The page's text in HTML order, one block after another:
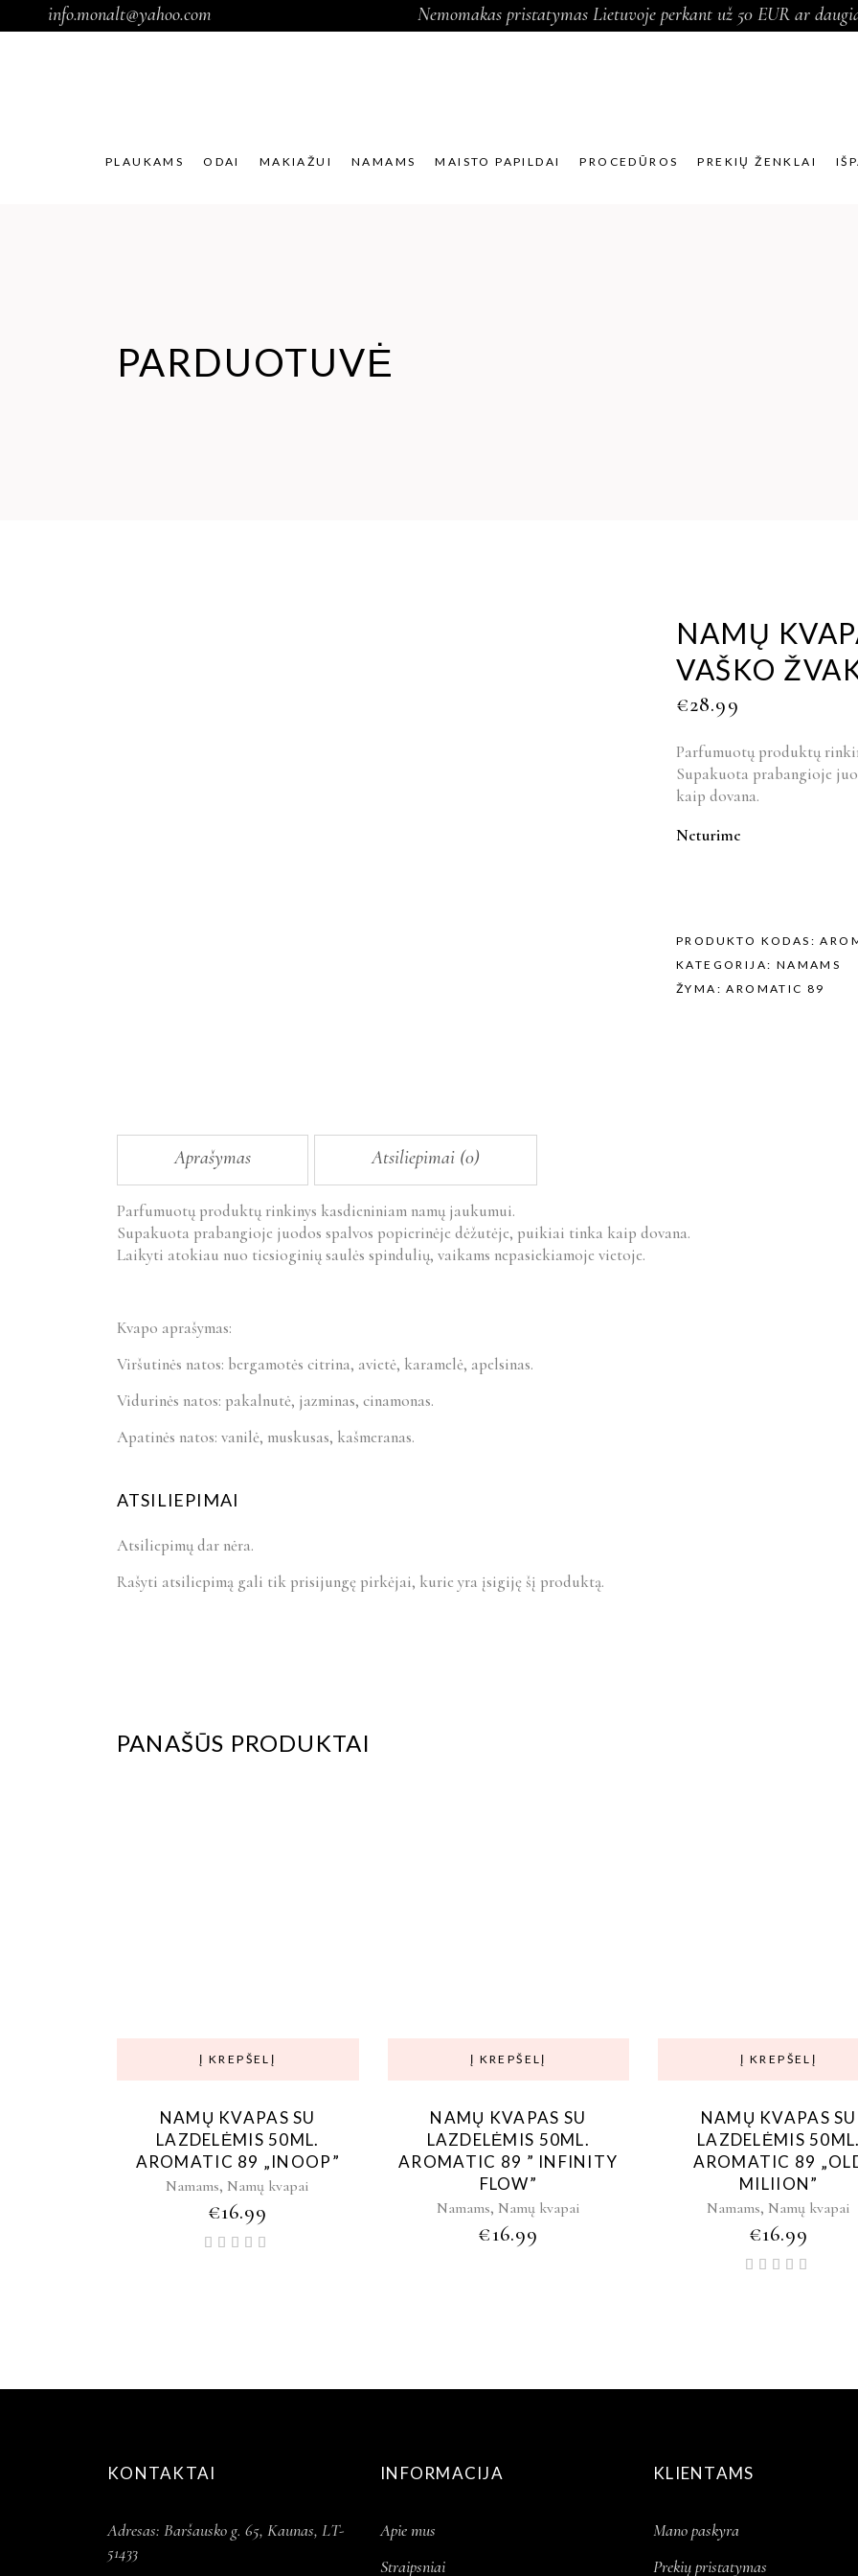
info.monalt@yahoo.com Nemomakas pristatymas Lietuvoje perkant už 50 EUR ar
PLAUKAMS ODAI MAKIAŽUI NAMAMS MAISTO PAPILDAI PROCEDŪROS PREKIŲ ŽENKLAI
PARDUOTUVĖ
NAMŲ
VAŠKO
€28.99
Parfumuotų produktų
Supakuota prabangioje
kaip dovana.
Neturime
PRODUKTO KODAS:
KATEGORIJA: NAMAMS
ŽYMA:AROMATIC 89
Aprašymas Atsiliepimai (0)
Parfumuotų produktų rinkinys kasdieniniam namų jaukumui.
Supakuota prabangioje juodos spalvos popierinėje dėžutėje, puikiai tinka kaip dovana.
Laikyti atokiau nuo tiesioginių saulės spindulių, vaikams nepasiekiamoje vietoje.
Kvapo aprašymas:
Viršutinės natos: bergamotės citrina, avietė, karamelė, apelsinas.
Vidurinės natos: pakalnutė, jazminas, cinamonas.
Apatinės natos: vanilė, muskusas, kašmeranas.
ATSILIEPIMAI
Atsiliepimų dar nėra.
Rašyti atsiliepimą gali tik prisijungę pirkėjai, kurie yra įsigiję šį produktą.
PANAŠŪS PRODUKTAI
Į KREPŠELĮ
NAMŲ KVAPAS SU
LAZDELĖMIS 50ML.
AROMATIC 89 „INOOP”
Namams, Namų kvapai
€16.99
Į KREPŠELĮ
NAMŲ KVAPAS SU
LAZDELĖMIS 50ML.
AROMATIC 89 ” INFINITY
FLOW”
Namams, Namų kvapai
€16.99
Į KREPŠELĮ
NAMŲ KVAPAS SU
LAZDELĖMIS
AROMATIC 89
MILIION”
Namams, Namų kvapai
€16.99
KONTAKTAI
Adresas: Baršausko g. 65, Kaunas, LT-
51433
INFORMACIJA
Apie mus
Straipsniai
KLIENTAMS
Mano paskyra
Prekių pristatymas